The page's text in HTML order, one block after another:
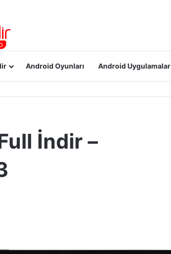
Android Oyunları Android Uygulamalar
İndir –